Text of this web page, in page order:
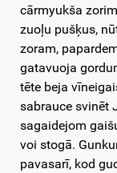
cārmyukša
zuoļu pušķus,
zoram,
gatavuoja
tēte beja
sabrauce svinēt
sagaidejom
voi stogā.
pavasarī, kod